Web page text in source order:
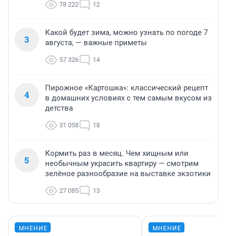
78 222 12
3
Какой будет зима, можно узнать по погоде 7
августа, — важные приметы
57 326 14
4
Пирожное «Картошка»: классический рецепт
в домашних условиях с тем самым вкусом из
детства
31 058 18
5
Кормить раз в месяц. Чем хищным или
необычным украсить квартиру — смотрим
зелёное разнообразие на выставке экзотики
27 085 13
МНЕНИЕ МНЕНИЕ